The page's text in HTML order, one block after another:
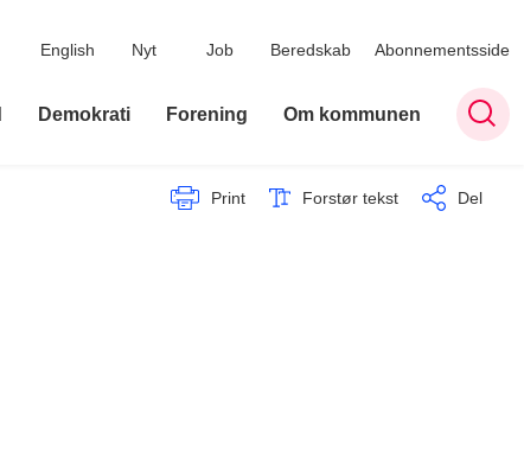
English Nyt Job Beredskab Abonnementsside
Demokrati Forening Om kommunen
Print Forstør tekst Del